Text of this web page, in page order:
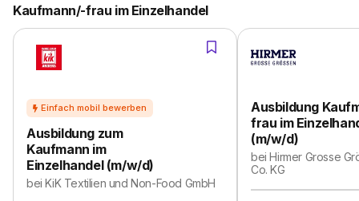
Kaufmann/-frau im Einzelhandel
Ausbildung zum
Kaufmann im
Einzelhandel (m/w/d)
beiKiK Textilien und Non-Food GmbH
Ausbildung
frau im
(m/w/d)
beiHirmer Grosse
Co. KG